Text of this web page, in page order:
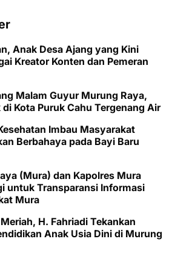
Anak Desa Ajang yang Kini
Kreator Konten dan Pemeran
Malam Guyur Murung Raya,
Kota Puruk Cahu Tergenang Air
Imbau Masyarakat
Berbahaya pada Bayi Baru
(Mura) dan Kapolres Mura
untuk Transparansi Informasi
Mura
H. Fahriadi Tekankan
Anak Usia Dini di Murung